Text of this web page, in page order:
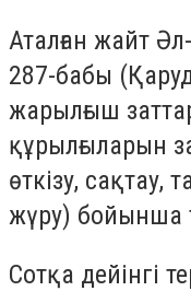
Аталған жайт
287-бабы
жарылғыш
құрылғыларын
өткiзу, сақтау,
жүру) бойынша
Сотқа дейінгі